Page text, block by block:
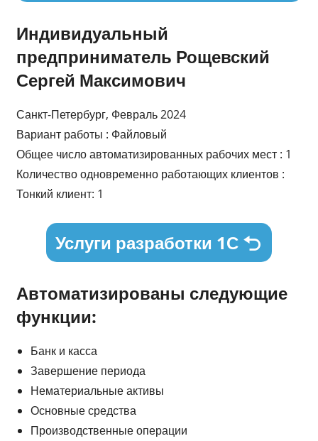
Индивидуальный
предприниматель Рощевский
Сергей Максимович
Санкт-Петербург, Февраль 2024
Вариант работы : Файловый
Общее число автоматизированных рабочих мест : 1
Количество одновременно работающих клиентов :
Тонкий клиент: 1
Услуги разработки 1С
Автоматизированы следующие
функции:
Банк и касса
Завершение периода
Нематериальные активы
Основные средства
Производственные операции